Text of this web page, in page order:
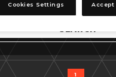
1
Cookies Settings Accept